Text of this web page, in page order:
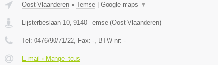
Oost-Vlaanderen » Temse | Google maps ▼
Lijsterbeslaan 10 9140 Temse (Oost-Vlaanderen)
Tel: 0476/90/71/22 , Fax: - , BTW-nr: -
E-mail › Mange_tous